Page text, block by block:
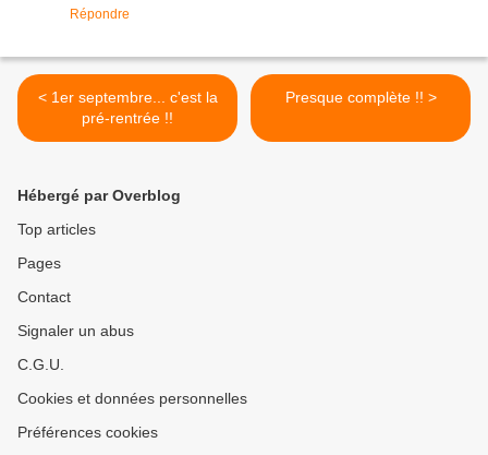
Répondre
< 1er septembre... c'est la
pré-rentrée !!
Presque complète !! >
Hébergé par Overblog
Top articles
Pages
Contact
Signaler un abus
C.G.U.
Cookies et données personnelles
Préférences cookies